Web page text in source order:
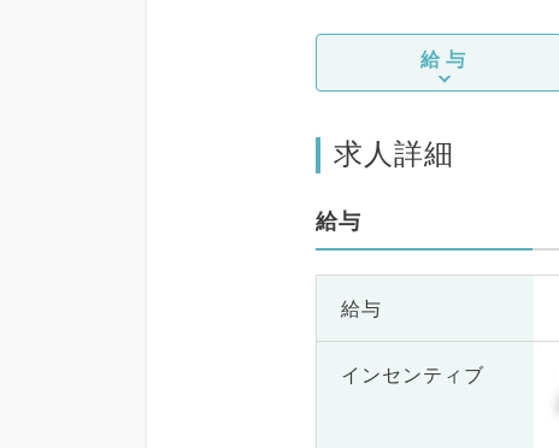
給与
求人詳細
給与
給与
インセンティブ